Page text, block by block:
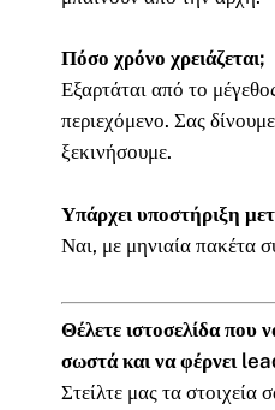
Πόσο χρόνο χρειάζεται;
Εξαρτάται από το
περιεχόμενο. Σας
ξεκινήσουμε.
Υπάρχει υποστήριξη
Ναι, με μηνιαία πακέτα
Θέλετε ιστοσελίδα που
σωστά και να φέρνει
Στείλτε μας τα στοιχεία